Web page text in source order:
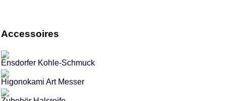
Accessoires
Ensdorfer Kohle-Schmuck
Higonokami Art Messer